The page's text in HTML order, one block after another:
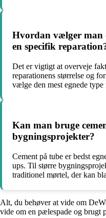
Hvordan vælger man
en specifik
Det er vigtigt at overveje
reparationens størrelse og
vælge den mest egnede type
Kan man bruge
bygningsprojekter?
Cement på tube er bedst
ups. Til større
traditionel mørtel, der kan
Alt, du behøver at vide om
vide om en pælespade og brugt